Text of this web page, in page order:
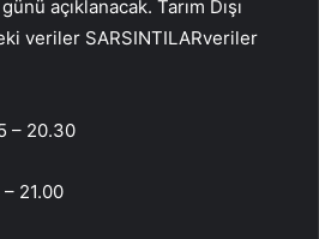
açıklanacak. Tarım Dışı
veriler SARSINTILARveriler
– 20.30
21.00